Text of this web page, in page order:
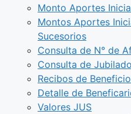
Monto Aportes
Montos Aportes
Sucesorios
Consulta de N° de
Consulta de
Recibos de
Detalle de
Valores JUS